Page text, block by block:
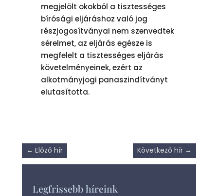
megjelölt okokból a tisztességes
bírósági eljáráshoz való jog
részjogosítványai nem szenvedtek
sérelmet, az eljárás egésze is
megfelelt a tisztességes eljárás
követelményeinek, ezért az
alkotmányjogi panaszindítványt
elutasította.
← Előző hír Következő hír →
Legfrissebb híreink